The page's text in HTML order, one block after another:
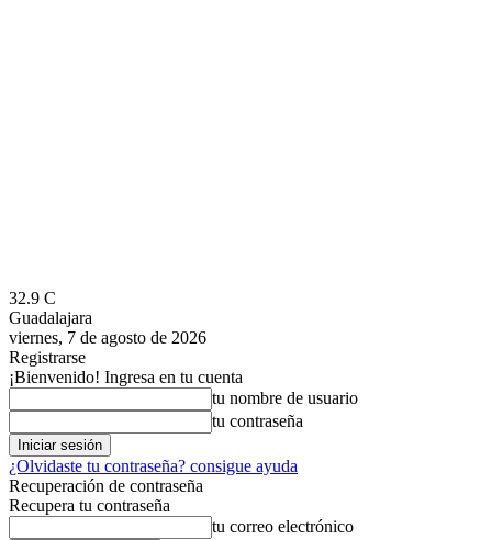
32.9 C
Guadalajara
viernes, 7 de agosto de 2026
Registrarse
¡Bienvenido! Ingresa en tu cuenta
tu nombre de usuario
tu contraseña
¿Olvidaste tu contraseña? consigue ayuda
Recuperación de contraseña
Recupera tu contraseña
tu correo electrónico